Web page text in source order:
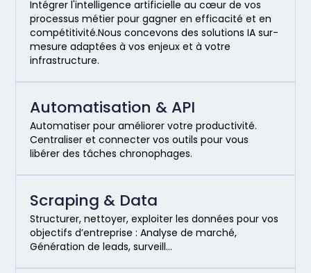
Automatisation & API
Automatiser pour améliorer votre productivité.
Centraliser et connecter vos outils pour vous
libérer des tâches chronophages.
Scraping & Data
Structurer, nettoyer, exploiter les données pour vos
objectifs d’entreprise : Analyse de marché,
Génération de leads, surveill…
Intégrer l'intelligence artificielle au cœur de vos
processus métier pour gagner en efficacité et en
compétitivité.Nous concevons des solutions IA sur-
mesure adaptées à vos enjeux et à votre
infrastructure.